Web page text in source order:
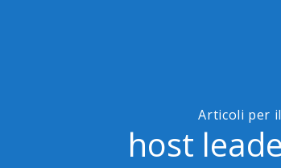
Articoli per
host